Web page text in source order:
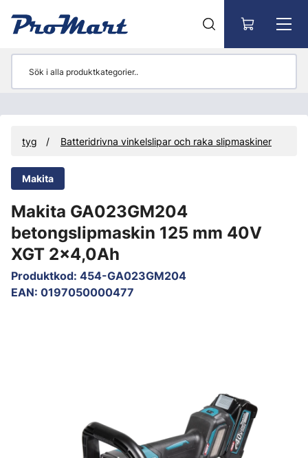
Batteridrivna vinkelslipar och raka slipmaskiner
Makita
Makita GA023GM204
betongslipmaskin 125 mm 40V
XGT 2x4,0Ah
Produktkod: 454-GA023GM204
EAN: 0197050000477